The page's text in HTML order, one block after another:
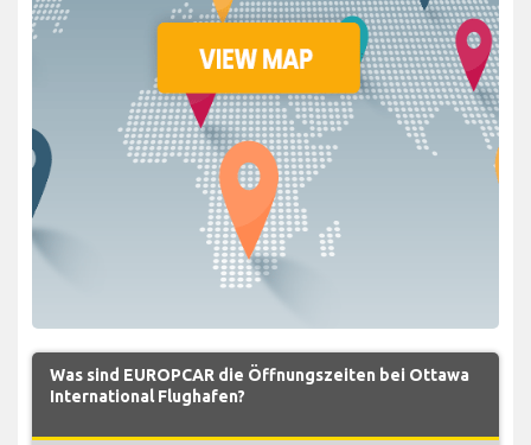
Was sind EUROPCAR die Öffnungszeiten bei Ottawa
International Flughafen?